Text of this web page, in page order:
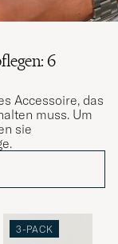
6
Accessoire, das
muss. Um
sie
3-PACK